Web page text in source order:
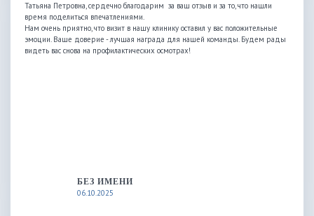
Татьяна Петровна, сердечно благодарим за ваш отзыв и за то, что нашли
время поделиться впечатлениями.
Нам очень приятно, что визит в нашу клинику оставил у вас положительные
эмоции. Ваше доверие - лучшая награда для нашей команды. Будем рады
видеть вас снова на профилактических осмотрах!
БЕЗ ИМЕНИ
06.10.2025